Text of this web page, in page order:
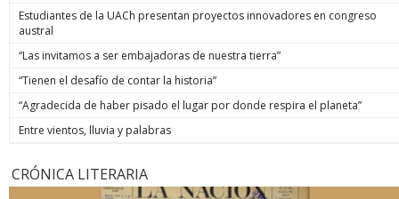
Estudiantes de la UACh presentan proyectos innovadores en congreso
austral
“Las invitamos a ser embajadoras de nuestra tierra”
“Tienen el desafío de contar la historia”
“Agradecida de haber pisado el lugar por donde respira el planeta”
Entre vientos, lluvia y palabras
CRÓNICA LITERARIA